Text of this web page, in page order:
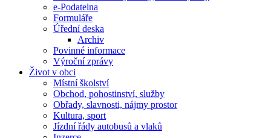
e-Podatelna
Formuláře
Úřední deska
Archiv
Povinné informace
Výroční zprávy
Život v obci
Místní školství
Obchod, pohostinství, služby
Obřady, slavnosti, nájmy prostor
Kultura, sport
Jízdní řády autobusů a vlaků